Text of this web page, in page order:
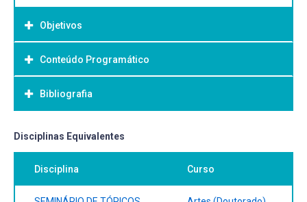
Objetivos
Objetivo Geral:
Estudo aprofundado em Tópicos Especiais de pesquisa.
Conteúdo Programático
Bibliografia
Bibliografia Básica:
REY, Sandra. Da prática à teoria: três instâncias
metodológicas sobre a pesquisa em poéticas visuais.
Porto Arte, Porto Alegre, v. 7, n. 13, p. 81-95, nov. 1996.
ZAMBONI, Silvio. O paradigma em arte e ciência. In
Disciplinas Equivalentes
Disciplina Curso